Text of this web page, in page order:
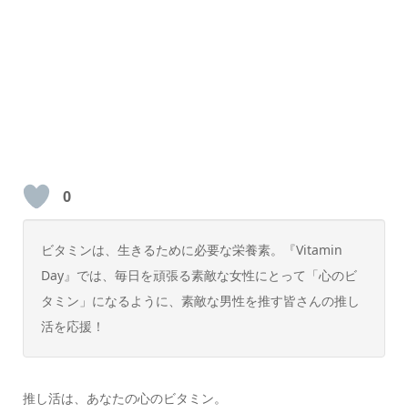
0
ビタミンは、生きるために必要な栄養素。『Vitamin
Day』では、毎日を頑張る素敵な女性にとって「心のビ
タミン」になるように、素敵な男性を推す皆さんの推し
活を応援！
推し活は、あなたの心のビタミン。